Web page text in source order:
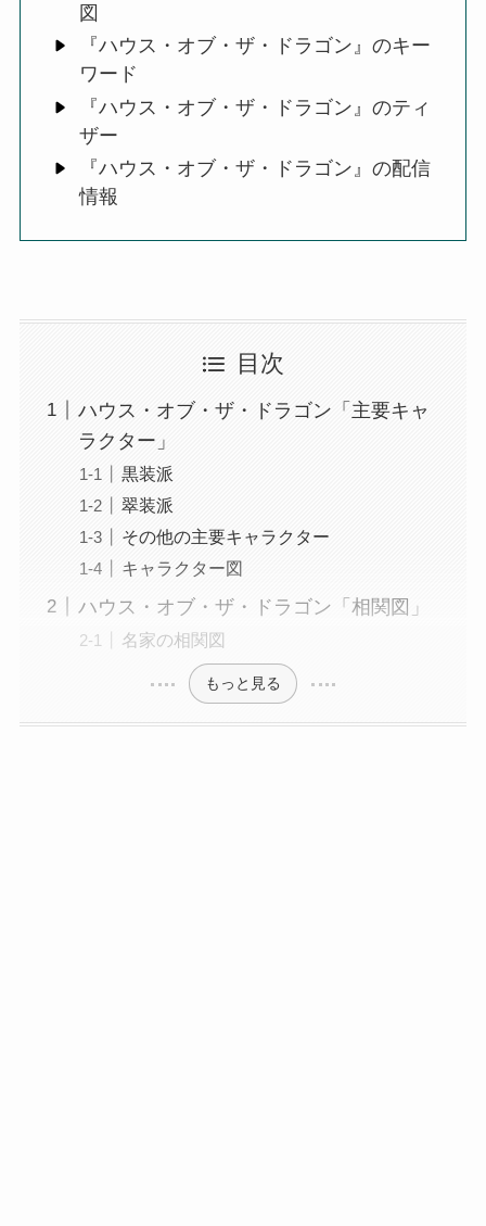
図
『ハウス・オブ・ザ・ドラゴン』のキー
ワード
『ハウス・オブ・ザ・ドラゴン』のティ
ザー
『ハウス・オブ・ザ・ドラゴン』の配信
情報
目次
ハウス・オブ・ザ・ドラゴン「主要キャ
ラクター」
黒装派
翠装派
その他の主要キャラクター
キャラクター図
ハウス・オブ・ザ・ドラゴン「相関図」
名家の相関図
もっと見る